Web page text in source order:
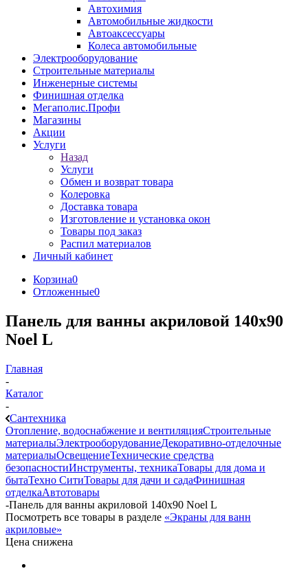
Автохимия
Автомобильные жидкости
Автоаксессуары
Колеса автомобильные
Электрооборудование
Строительные материалы
Инженерные системы
Финишная отделка
Мегаполис.Профи
Магазины
Акции
Услуги
Назад
Услуги
Обмен и возврат товара
Колеровка
Доставка товара
Изготовление и установка окон
Товары под заказ
Распил материалов
Личный кабинет
Корзина0
Отложенные0
Панель для ванны акриловой 140х90
Noel L
Главная
-
Каталог
-
Сантехника
Отопление, водоснабжение и вентиляцияСтроительные
материалыЭлектрооборудованиеДекоративно-отделочные
материалыОсвещениеТехнические средства
безопасностиИнструменты, техникаТовары для дома и
бытаТехно СитиТовары для дачи и садаФинишная
отделкаАвтотовары
-Панель для ванны акриловой 140х90 Noel L
Посмотреть все товары в разделе «Экраны для ванн
акриловые»
Цена снижена